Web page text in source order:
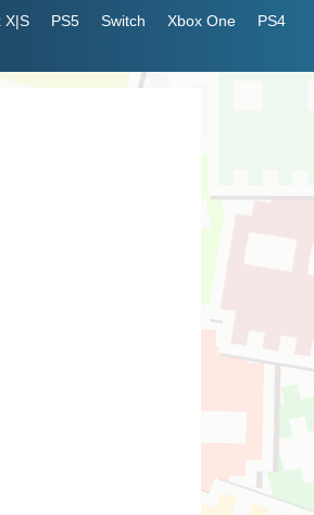
X|S PS5 Switch Xbox One
PS4